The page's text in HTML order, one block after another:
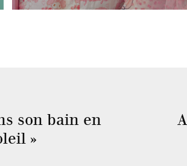
son bain en
»